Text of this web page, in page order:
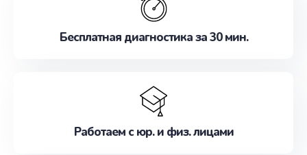
Бесплатная диагностика за 30 мин.
Работаем с юр. и физ. лицами